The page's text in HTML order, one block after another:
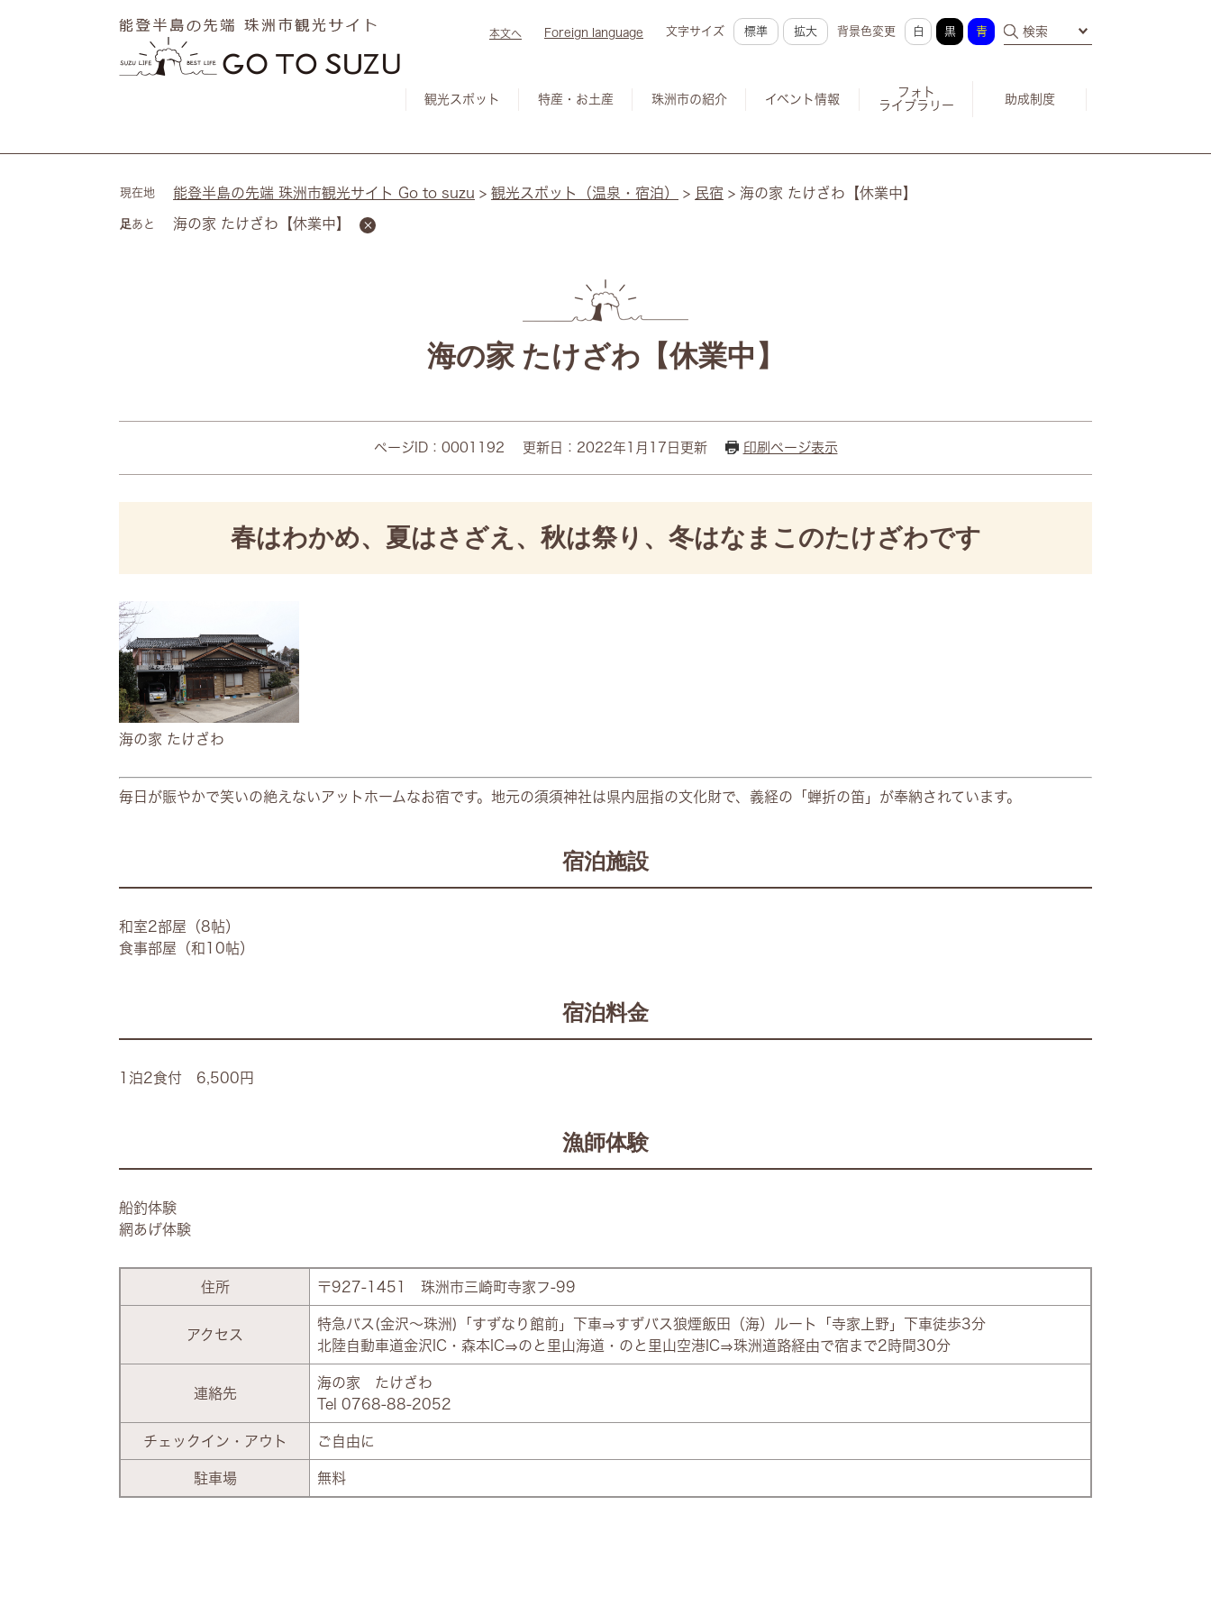
本文へ Foreign language 文字サイズ 標準 拡大 背景色変更 白 黒 青 検索
観光スポット 特産・お土産 珠洲市の紹介 イベント情報
フォト
ライブラリー
助成制度
現在地 能登半島の先端 珠洲市観光サイト Go to suzu > 観光スポット（温泉・宿泊） > 民宿 > 海の家 たけざわ【休業中】
足あと 海の家 たけざわ【休業中】
海の家 たけざわ【休業中】
ページID：0001192 更新日：2022年1月17日更新 印刷ページ表示
春はわかめ、夏はさざえ、秋は祭り、冬はなまこのたけざわです
​海の家 たけざわ
毎日が賑やかで笑いの絶えないアットホームなお宿です。地元の須須神社は県内屈指の文化財で、義経の「蝉折の笛」が奉納されています。
宿泊施設
和室2部屋（8帖）
食事部屋（和10帖）
宿泊料金
1泊2食付 6,500円
漁師体験
船釣体験
網あげ体験
住所 〒927-1451 珠洲市三崎町寺家フ-99
アクセス
特急バス(金沢～珠洲)「すずなり館前」下車⇒すずバス狼煙飯田（海）ルート「寺家上野」下車徒歩3分
北陸自動車道金沢IC・森本IC⇒のと里山海道・のと里山空港IC⇒珠洲道路経由で宿まで2時間30分
連絡先
海の家 たけざわ
Tel 0768-88-2052
チェックイン・アウト ご自由に
駐車場 無料